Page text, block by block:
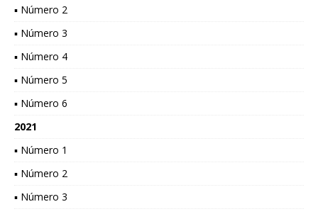
▪ Número 2
▪ Número 3
▪ Número 4
▪ Número 5
▪ Número 6
2021
▪ Número 1
▪ Número 2
▪ Número 3